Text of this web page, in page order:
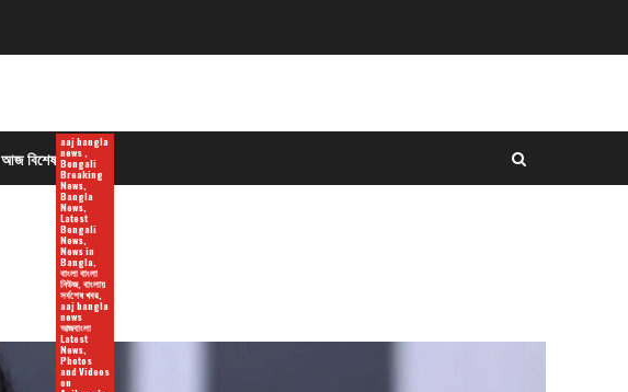
আজ বিশেষ
aaj bangla
news ,
Bengali
Breaking
News,
Bangla
News,
Latest
Bengali
News,
News in
Bangla,
বাংলা বাংলা
নিউজ, বাংলায়
সর্বশেষ খবর,
aaj bangla
news
আজবাংলা
Latest
News,
Photos
and Videos
on